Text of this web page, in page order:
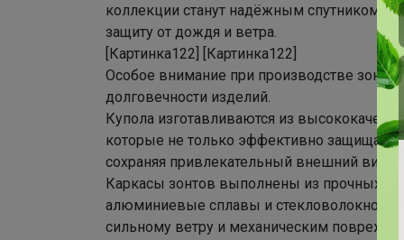
коллекции станут надёжным спутником в
защиту от дождя и ветра.
[Картинка122] [Картинка122]
Особое внимание при производстве
долговечности изделий.
Купола изготавливаются из
которые не только эффективно защищают
сохраняя привлекательный внешний вид
Каркасы зонтов выполнены из прочных и
алюминиевые сплавы и стекловолокно,
сильному ветру и механическим